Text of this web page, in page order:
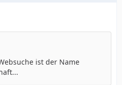
ist der Name